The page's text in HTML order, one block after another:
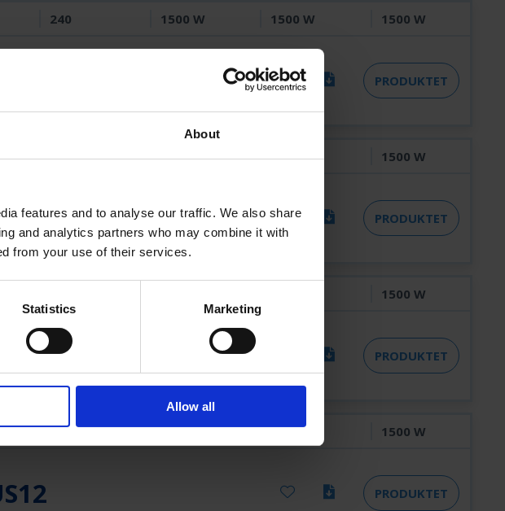
About
features and to analyse our traffic. We also share
and analytics partners who may combine it with
from your use of their services.
Statistics Marketing
Allow all
240 1500 W 1500 W 1500 W
PRODUKTET
240 1500 W 1500 W 1500 W
PRODUKTET
1500 W
PRODUKTET
240 1500 W 1500 W 1500 W
PRODUKTET